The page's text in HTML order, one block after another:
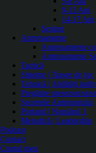
9-13 Ani
14-17 Ani
Seniori
Antrenamente
Antrenamente
Antrenamente
Tactică
Sisteme | Trasee de joc
Tehnică | Abilități
Pregătire presezon/
Secretele Antrenorului
Portarul | Numărul 1
Metodică | Leadership
Podcast
Contact
Contul meu